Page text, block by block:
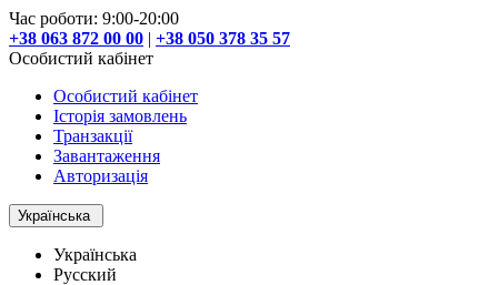
Час роботи: 9:00-20:00
+38 063 872 00 00 | +38 050 378 35 57
Особистий кабінет
Особистий кабінет
Історія замовлень
Транзакції
Завантаження
Авторизація
Українська
Українська
Русский